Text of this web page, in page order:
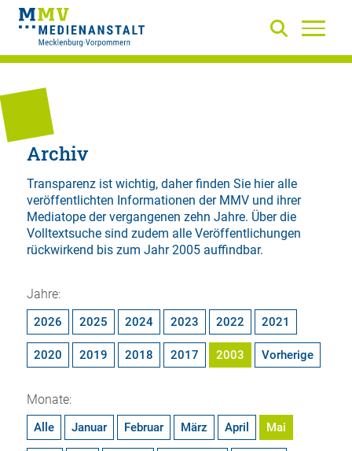
Archiv
Transparenz ist wichtig, daher finden Sie hier alle
veröffentlichten Informationen der MMV und ihrer
Mediatope der vergangenen zehn Jahre. Über die
Volltextsuchesind zudem alle Veröffentlichungen
rückwirkend bis zum Jahr 2005 auffindbar.
Jahre:
2026 2025 2024 2023 2022 2021
2020 2019 2018 2017 2003 Vorherige
Monate:
Alle Januar Februar März April Mai